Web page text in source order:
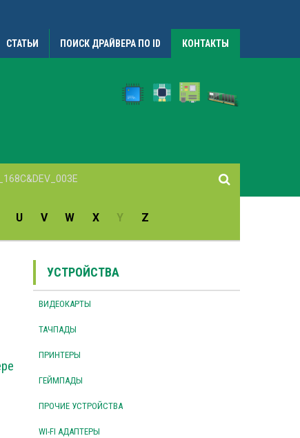
СТАТЬИ ПОИСК ДРАЙВЕРА ПО ID КОНТАКТЫ
U V W X Y Z
УСТРОЙСТВА
ВИДЕОКАРТЫ
ТАЧПАДЫ
ПРИНТЕРЫ
ГЕЙМПАДЫ
ПРОЧИЕ УСТРОЙСТВА
WI-FI АДАПТЕРЫ